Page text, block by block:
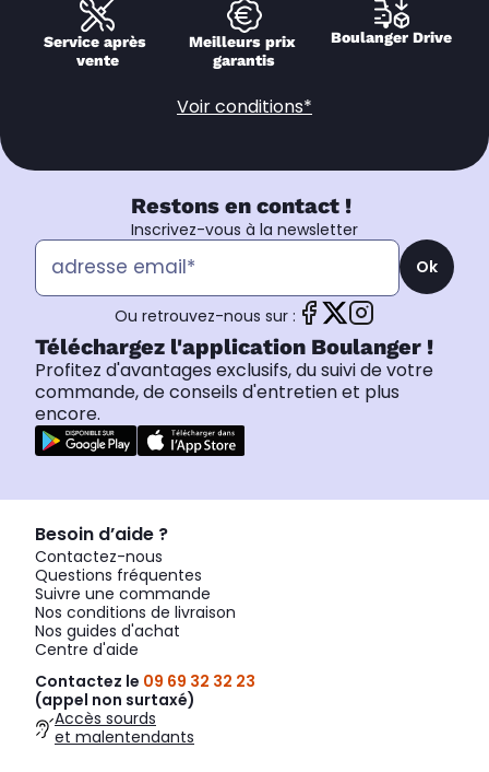
Service après
vente
Meilleurs prix
garantis
Boulanger Drive
Voir conditions*
Restons en contact !
Inscrivez-vous à la newsletter
Ok
Ou retrouvez-nous sur :
Téléchargez l'application Boulanger !
Profitez d'avantages exclusifs, du suivi de votre
commande, de conseils d'entretien et plus
encore.
Besoin d’aide ?
Contactez-nous
Questions fréquentes
Suivre une commande
Nos conditions de livraison
Nos guides d'achat
Centre d'aide
Contactez le 09 69 32 32 23
(appel non surtaxé)
Accès sourds
et malentendants